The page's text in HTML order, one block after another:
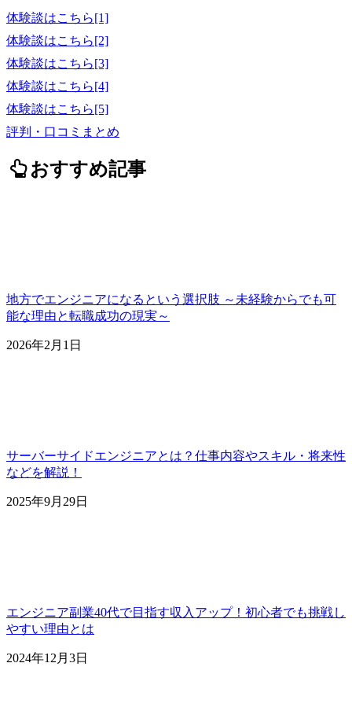
体験談はこちら[1]
体験談はこちら[2]
体験談はこちら[3]
体験談はこちら[4]
体験談はこちら[5]
評判・口コミまとめ
おすすめ記事
地方でエンジニアになるという選択肢 ～未経験からでも可
能な理由と転職成功の現実～
2026年2月1日
サーバーサイドエンジニアとは？仕事内容やスキル・将来性
などを解説！
2025年9月29日
エンジニア副業40代で目指す収入アップ！初心者でも挑戦し
やすい理由とは
2024年12月3日